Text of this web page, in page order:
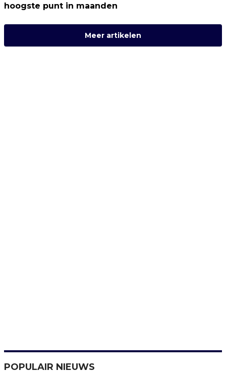
hoogste punt in maanden
Meer artikelen
POPULAIR NIEUWS